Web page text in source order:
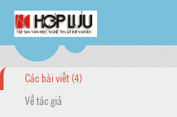
Các bài viết (4)
Về tác giả